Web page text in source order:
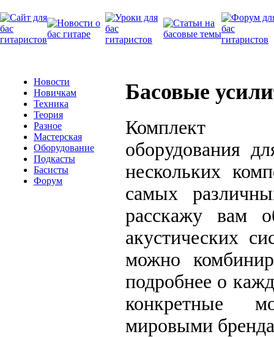
Новости
Новичкам
Техника
Теория
Разное
Мастерская
Оборудование
Подкасты
Басисты
Форум
Басовые
Комплект
оборудования
нескольких
самых
расскажу вам
акустических
можно
подробнее о
конкретные
мировыми